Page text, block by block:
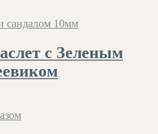
с Зеленым